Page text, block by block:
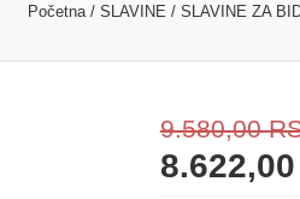
Početna/ SLAVINE / SLAVINE ZA
9.580,00
8.622,00